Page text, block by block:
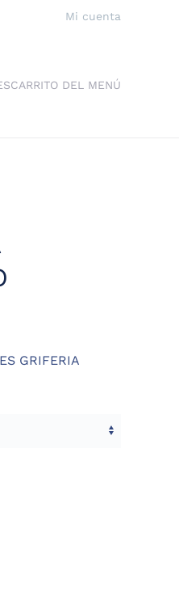
Mi cuenta
CARRITO DEL MENÚ
GRIFERIA